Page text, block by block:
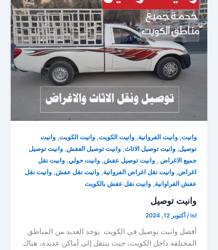
وانيت,وانيت الفروانية,وانيت الكويت,وانيت الكويت,وانيت
توصيل,وانيت توصيل الاثاث,وانيت توصيل العفش,وانيت توصيل
جميع الاغراض ,وانيت توصيل عفش,وانيت حولي,وانيت نقل
اغراض,وانيت نقل اغراض الفروانية,وانيت نقل عفش,وانيت نقل
عفش الفراوانية,وانيت نقل عفش بالكويت
وانيت توصيل
isl
/ أكتوبر 12, 2024
أفضل وانيت توصيل في الكويت يوجد العديد من المناطق
المختلفة داخل الكويت، حيث ينتقل إلى أماكن عديدة، هناك